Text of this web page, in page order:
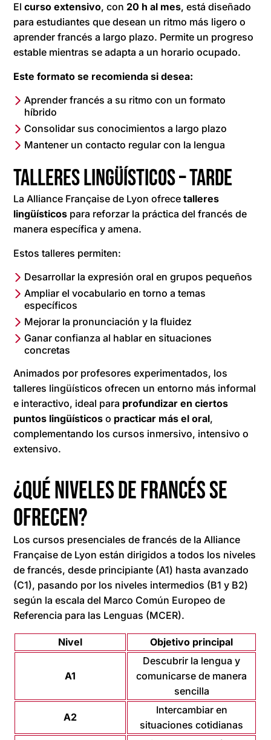
Elcurso extensivo, con 20 h al mes, está diseñado
para estudiantes que desean un ritmo más ligero o
aprender francés a largo plazo. Permite un progreso
estable mientras se adapta a un horario ocupado.
Este formato se recomienda si desea:
Aprender francés a su ritmo con un formato
híbrido
Consolidar sus conocimientos a largo plazo
Mantener un contacto regular con la lengua
Talleres lingüísticos – tarde
La Alliance Française de Lyon ofrecetalleres
lingüísticos para reforzar la práctica del francés de
manera específica y amena.
Estos talleres permiten:
Desarrollar la expresión oral en grupos pequeños
Ampliar el vocabulario en torno a temas
específicos
Mejorar la pronunciación y la fluidez
Ganar confianza al hablar en situaciones
concretas
Animados por profesores experimentados, los
talleres lingüísticos ofrecen un entorno más informal
e interactivo, ideal para profundizar en ciertos
puntos lingüísticos o practicar más el oral,
complementando los cursos inmersivo, intensivo o
extensivo.
¿Qué niveles de francés se
ofrecen?
Los cursos presenciales de francés de la Alliance
Française de Lyon están dirigidos a todos los niveles
de francés, desde principiante (A1) hasta avanzado
(C1), pasando por los niveles intermedios (B1 y B2)
según la escala del Marco Común Europeo de
Referencia para las Lenguas (MCER).
Nivel Objetivo principal
A1
Descubrir la lengua y
comunicarse de manera
sencilla
A2
Intercambiar en
situaciones cotidianas